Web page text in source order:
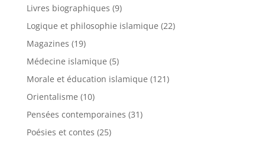
Livres biographiques (9)
Logique et philosophie islamique (22)
Magazines (19)
Médecine islamique (5)
Morale et éducation islamique (121)
Orientalisme (10)
Pensées contemporaines (31)
Poésies et contes (25)